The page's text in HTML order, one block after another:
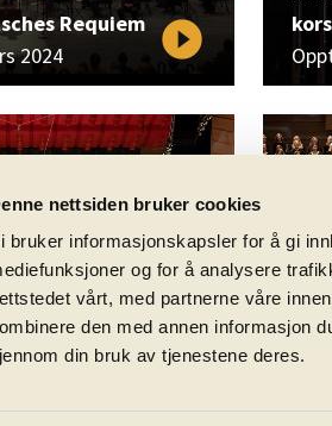
nettsiden bruker cookies
bruker informasjonskapsler for å gi
og for å analysere
vårt, med partnerne våre
den med annen informasjon
din bruk av tjenestene deres.
Requiem
2024
play_circle_filled
2
2022
play_circle_filled